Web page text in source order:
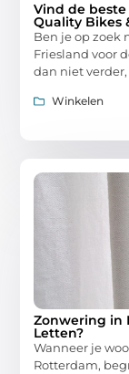
Vind de
Quality Bikes
Ben je op zoek
Friesland voor
dan niet
Winkelen
Zonwering in
Letten?
Wanneer je
Rotterdam,